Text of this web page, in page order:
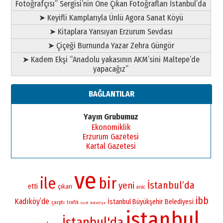
Fotoğrafçısı” Sergisi’nin Öne Çıkan Fotoğrafları İstanbul’da
➤ Keyifli Kamplarıyla Ünlü Agora Sanat Köyü
➤ Kitaplara Yansıyan Erzurum Sevdası
➤ Çiçeği Burnunda Yazar Zehra Güngör
➤ Kadem Ekşi “Anadolu yakasının AKM’sini Maltepe’de
yapacağız”
BAĞLANTILAR
Yayın Grubumuz
Ekonomiklik
Erzurum Gazetesi
Kartal Gazetesi
etti ile çıkan ve biryeni arac İstanbul’da
Kadıköy’de çarptı trafik özel Belediye İstanbul Büyükşehir Belediyesi ibb